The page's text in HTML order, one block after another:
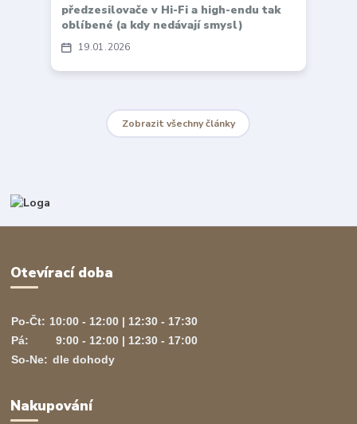
19 01 2026
předzesilovače v Hi-Fi a high-endu tak
oblíbené (a kdy nedávají smysl)
Zobrazit všechny články
Otevírací doba
Po-Čt: 10:00 - 12:00 | 12:30 - 17:30
Pá:
9:00 - 12:00 | 12:30 - 17:00
So-Ne: dle dohody
Nakupování